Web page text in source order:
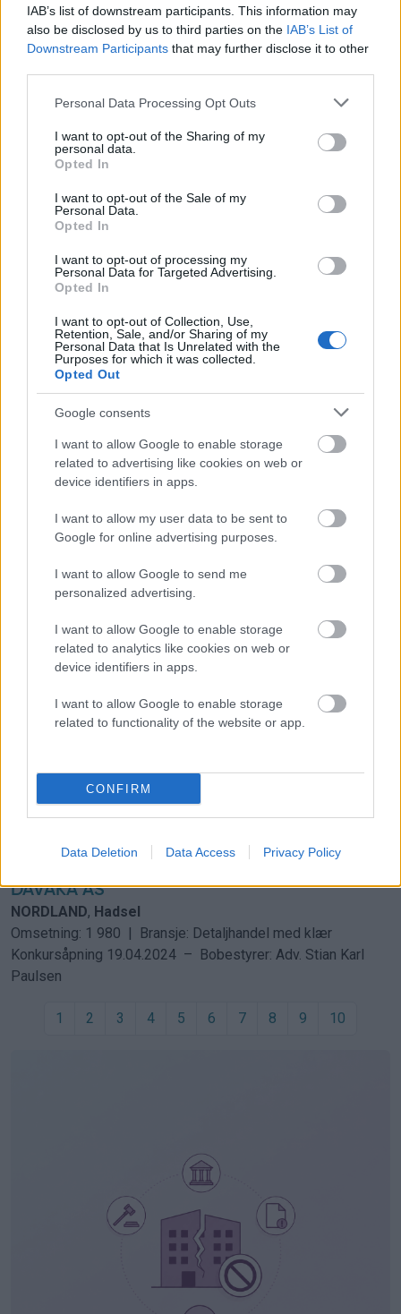
IAB’s list of downstream participants. This information may
also be disclosed by us to third parties on the IAB’s List of
Downstream Participants that may further disclose it to other
Please note that this website/app uses one or more Google
not limited to your visit or usage behaviour. You may click to
grant or deny consent to Google and its third-party tags to
use your data for below specified purposes in below Google
consent section.
Personal Data Processing Opt Outs
I want to opt-out of the Sharing of my
personal data.
Opted In
I want to opt-out of the Sale of my
Personal Data.
Opted In
I want to opt-out of processing my
Personal Data for Targeted Advertising.
Opted In
I want to opt-out of Collection, Use,
Retention, Sale, and/or Sharing of my
Personal Data that Is Unrelated with the
Purposes for which it was collected.
Opted Out
Google consents
I want to allow Google to enable storage
related to advertising like cookies on web or
device identifiers in apps.
I want to allow my user data to be sent to
Google for online advertising purposes.
I want to allow Google to send me
personalized advertising.
I want to allow Google to enable storage
related to analytics like cookies on web or
device identifiers in apps.
I want to allow Google to enable storage
related to functionality of the website or app.
CONFIRM
Data Deletion Data Access Privacy Policy
og anleggsmaskiner og -utstyr
Konkursåpning25.04.2024 –Bobestyrer:Adv. Lars
Christian Bohne
AGDER ANLEGGSENTER AS
Omsetning: 701 074 | Bransje: Engroshandel med maskiner
og utstyr til bergverksdrift, olje- og gassutvinning og bygge-
Konkursåpning25.04.2024 – Bobestyrer:
Adv. Lars
Christian Bohne
SENSE CAPITAL AS
Omsetning: 0 | Bransje: Utleie av egen eller leid fast
eiendom
Konkursåpning24.04.2024 – Bobestyrer:
Aasebø
IMJ UTVIKLING AS
FINNMARK,Alta
Omsetning: 3 841 | Bransje: Utvikling og salg av
Åpning av tvangsavviklingsbo23.04.2024 –
Bobestyrer:
Adv. Gisle Loso
JOSEFSEN FISK AS
Omsetning: 278 | Bransje: Fiske og fangst i sjø
Åpning av tvangsavviklingsbo
ONE SOLUTIONS AS
Omsetning: 37 306 | Bransje: Reparasjon og vedlikehold av
sivile skip og båter
Åpning av tvangsavviklingsbo22.04.2024 –Bobestyrer:
DAVAKA AS
NORDLAND, Hadsel
Omsetning: 1 980 | Bransje: Detaljhandel med klær
Konkursåpning 19.04.2024 – Bobestyrer: Adv. Stian Karl
Paulsen
1 2 3 4 5 6 7 8 9 10